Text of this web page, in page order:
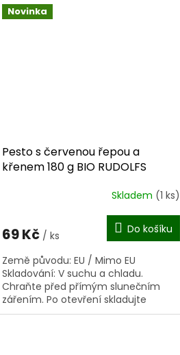
biokvalitě.
Novinka
Pesto s červenou řepou a
křenem 180 g BIO RUDOLFS
Skladem (1 ks)
69 Kč / ks Do košíku
Země původu: EU / Mimo EU
Skladování: V suchu a chladu.
Chraňte před přímým slunečním
zářením. Po otevření skladujte
v chladničce a spotřebujte do 7